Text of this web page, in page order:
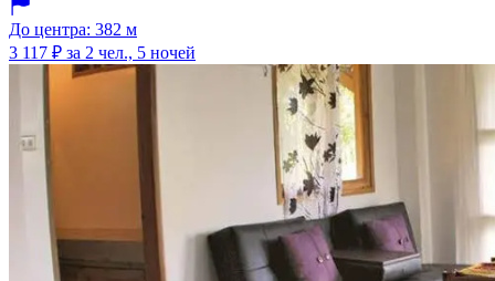
До центра: 382 м
3 117 ₽ за 2 чел., 5 ночей